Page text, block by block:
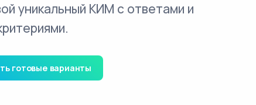
уникальный КИМ с ответами и
готовые варианты